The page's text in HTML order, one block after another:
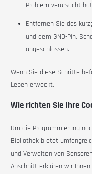
Problem verursacht
Entfernen Sie das
und dem GND-Pin.
angeschlossen.
Wenn Sie diese Schritte
Leben erweckt.
Wie richten Sie Ihre
Um die Programmierung
Bibliothek bietet
und Verwalten von
Abschnitt erklären wir